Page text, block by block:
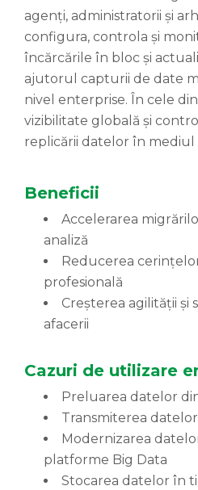
agenți, administratorii și
configura, controla și
încărcările în bloc și
ajutorul capturii de date
nivel enterprise. În cele
vizibilitate globală și
replicării datelor în mediul
Beneficii
Accelerarea
analiză
Reducerea
profesională
Creșterea agilității și
afacerii
Cazuri de utilizare
Preluarea datelor
Transmiterea
Modernizarea
platforme Big Data
Stocarea datelor în